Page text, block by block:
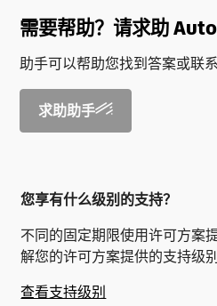
需要帮助？请求助
助手可以帮助您找到答案或联
求助助手
您享有什么级别的支持？
不同的固定期限使用许可方案
解您的许可方案提供的支持级别
查看支持级别